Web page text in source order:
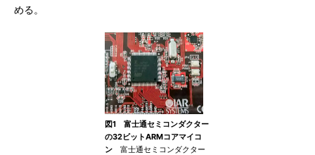
める。
図1 富士通セミコンダクター
の32ビットARMコアマイコ
ン 富士通セミコンダクター